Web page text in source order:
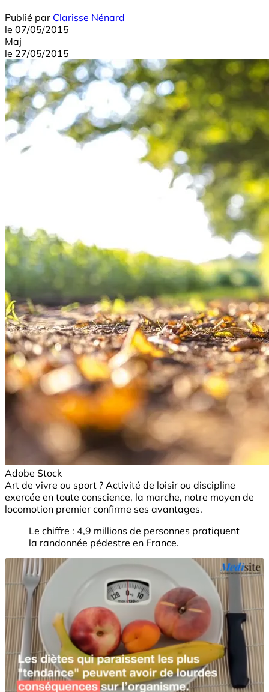
Publié par Clarisse Nénard
le 07/05/2015
Maj
le 27/05/2015
Adobe Stock
Art de vivre ou sport ? Activité de loisir ou discipline
exercée en toute conscience, la marche, notre moyen de
locomotion premier confirme ses avantages.
Le chiffre : 4,9 millions de personnes pratiquent
la randonnée pédestre en France.